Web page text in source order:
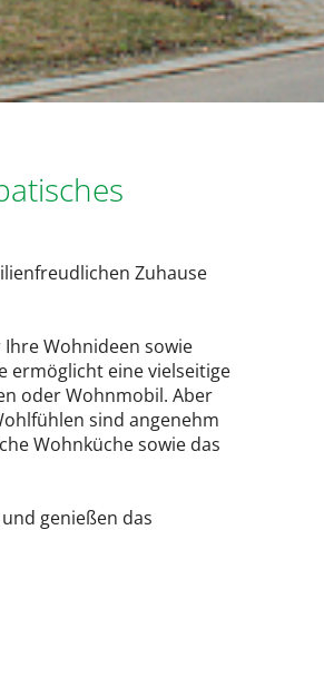
Zuhause
Wohnideen sowie
ermöglicht eine vielseitige
oder Wohnmobil. Aber
sind angenehm
Wohnküche sowie das
genießen das